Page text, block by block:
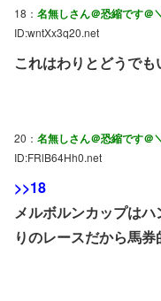
18： 名無しさん＠恐縮です＠
ID:wntXx3q20.net
これはわりとどうでも
20： 名無しさん＠恐縮です＠
ID:FRlB64Hh0.net
>>18
メルボルンカップは
りのレースだから馬